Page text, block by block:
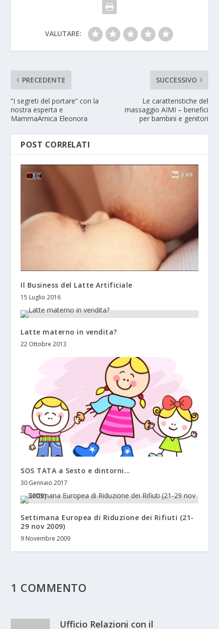
VALUTARE:
PRECEDENTE
“I segreti del portare” con la
nostra esperta e
MammaAmica Eleonora
SUCCESSIVO
Le caratteristiche del
massaggio AIMI – benefici
per bambini e genitori
POST CORRELATI
Il Business del Latte Artificiale
15 Luglio 2016
Latte materno in vendita?
22 Ottobre 2013
SOS TATA a Sesto e dintorni…
30 Gennaio 2017
Settimana Europea di Riduzione dei Rifiuti (21-
29 nov 2009)
9 Novembre 2009
1 COMMENTO
Ufficio Relazioni con il